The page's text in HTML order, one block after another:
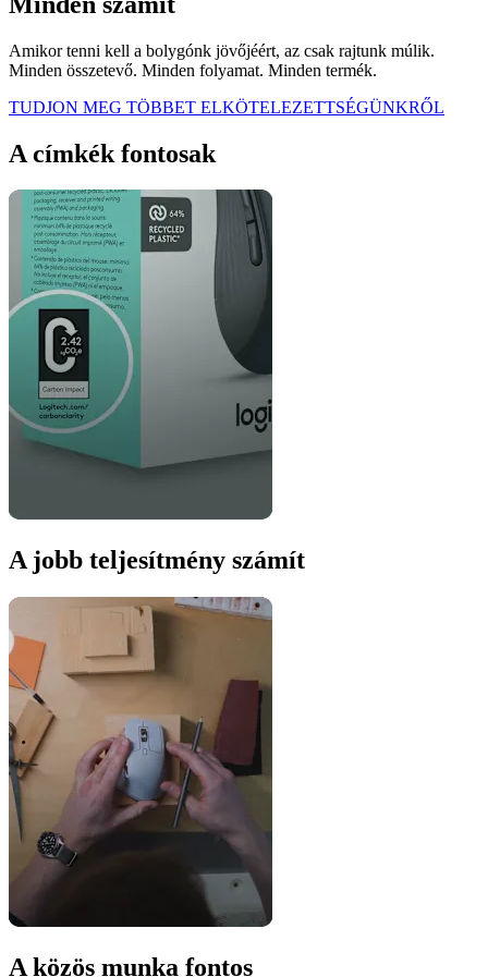
Amikor tenni kell a bolygónk jövőjéért, az csak rajtunk múlik.
Minden összetevő. Minden folyamat. Minden termék.
TUDJON MEG TÖBBET ELKÖTELEZETTSÉGÜNKRŐL
A címkék fontosak
A jobb teljesítmény számít
A közös munka fontos